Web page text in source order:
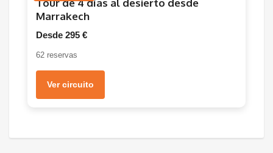
Marrakech
Desde 295 €
62 reservas
Ver circuito